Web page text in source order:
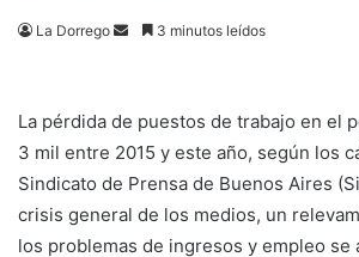
La Dorrego
Send3 minutos leídos
La pérdida de puestos de trabajo en el
3 mil entre 2015 y este año, según los
Sindicato de Prensa de Buenos Aires
crisis general de los medios, un
los problemas de ingresos y empleo se